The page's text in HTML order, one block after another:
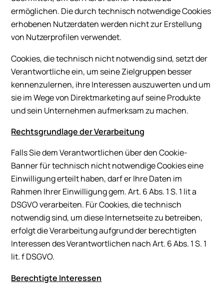
ermöglichen. Die durch technisch notwendige Cookies
erhobenen Nutzerdaten werden nicht zur Erstellung
von Nutzerprofilen verwendet.
Cookies, die technisch nicht notwendig sind, setzt der
Verantwortliche ein, um seine Zielgruppen besser
kennenzulernen, ihre Interessen auszuwerten und um
sie im Wege von Direktmarketing auf seine Produkte
und sein Unternehmen aufmerksam zu machen.
Rechtsgrundlage der Verarbeitung
Falls Sie dem Verantwortlichen über den Cookie-
Banner für technisch nicht notwendige Cookies eine
Einwilligung erteilt haben, darf er Ihre Daten im
Rahmen Ihrer Einwilligung gem. Art. 6 Abs. 1 S. 1 lit a
DSGVO verarbeiten. Für Cookies, die technisch
notwendig sind, um diese Internetseite zu betreiben,
erfolgt die Verarbeitung aufgrund der berechtigten
Interessen des Verantwortlichen nach Art. 6 Abs. 1 S. 1
lit. f DSGVO.
Berechtigte Interessen